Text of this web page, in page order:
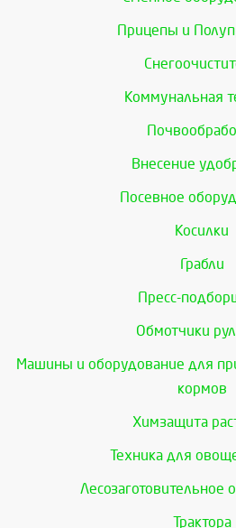
Прицепы и
Коммунальная
Внесение
Посевное
Косилки
Грабли
Пресс-
Обмотчики
Машины и оборудование для
кормов
Химзащита
Техника для
Лесозаготовительное
Трактора